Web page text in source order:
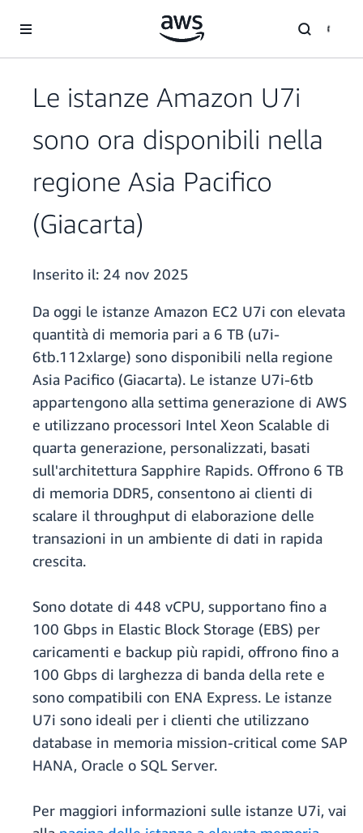
Le istanze Amazon U7i
sono ora disponibili nella
regione Asia Pacifico
(Giacarta)
Inserito il: 24 nov 2025
Da oggi le istanze Amazon EC2 U7i con elevata
quantità di memoria pari a 6 TB (u7i-
6tb.112xlarge) sono disponibili nella regione
Asia Pacifico (Giacarta). Le istanze U7i-6tb
appartengono alla settima generazione di AWS
e utilizzano processori Intel Xeon Scalable di
quarta generazione, personalizzati, basati
sull'architettura Sapphire Rapids. Offrono 6 TB
di memoria DDR5, consentono ai clienti di
scalare il throughput di elaborazione delle
transazioni in un ambiente di dati in rapida
crescita.
Sono dotate di 448 vCPU, supportano fino a
100 Gbps in Elastic Block Storage (EBS) per
caricamenti e backup più rapidi, offrono fino a
100 Gbps di larghezza di banda della rete e
sono compatibili con ENA Express. Le istanze
U7i sono ideali per i clienti che utilizzano
database in memoria mission-critical come SAP
HANA, Oracle o SQL Server.
Per maggiori informazioni sulle istanze U7i, vai